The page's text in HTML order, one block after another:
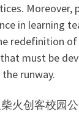
Moreover,
in learning
redefinition
must be
runway.
柴火创客校园